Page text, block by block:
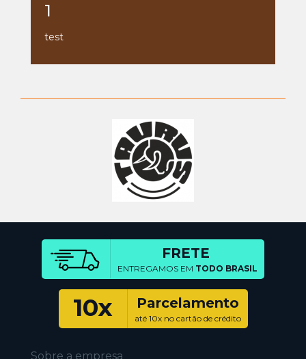
1
test
FRETE
ENTREGAMOS EM TODO BRASIL
10x Parcelamento
até 10x no cartão de crédito
Sobre a empresa